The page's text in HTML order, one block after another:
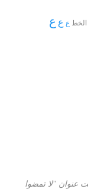
ع ع ع
عنوان "لا تمضوا